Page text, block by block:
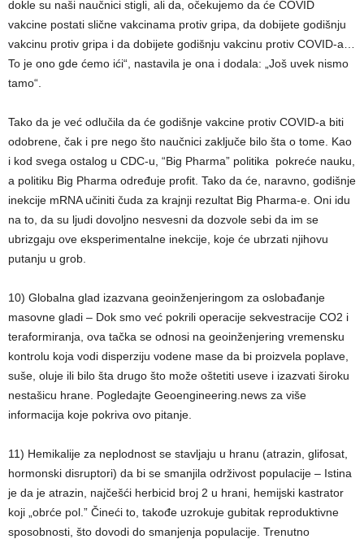
dokle su naši naučnici stigli, ali da, očekujemo da će COVID
vakcine postati slične vakcinama protiv gripa, da dobijete godišnju
vakcinu protiv gripa i da dobijete godišnju vakcinu protiv COVID-a…
To je ono gde ćemo ići“, nastavila je ona i dodala: „Još uvek nismo
tamo“.
Tako da je već odlučila da će godišnje vakcine protiv COVID-a biti
odobrene, čak i pre nego što naučnici zaključe bilo šta o tome. Kao
i kod svega ostalog u CDC-u, “Big Pharma” politika pokreće nauku,
a politiku Big Pharma određuje profit. Tako da će, naravno, godišnje
inekcije mRNA učiniti čuda za krajnji rezultat Big Pharma-e. Oni idu
na to, da su ljudi dovoljno nesvesni da dozvole sebi da im se
ubrizgaju ove eksperimentalne inekcije, koje će ubrzati njihovu
putanju u grob.
10) Globalna glad izazvana geoinženjeringom za oslobađanje
masovne gladi – Dok smo već pokrili operacije sekvestracije CO2 i
teraformiranja, ova tačka se odnosi na geoinženjering vremensku
kontrolu koja vodi disperziju vodene mase da bi proizvela poplave,
suše, oluje ili bilo šta drugo što može oštetiti useve i izazvati široku
nestašicu hrane. Pogledajte Geoengineering.news za više
informacija koje pokriva ovo pitanje.
11) Hemikalije za neplodnost se stavljaju u hranu (atrazin, glifosat,
hormonski disruptori) da bi se smanjila održivost populacije – Istina
je da je atrazin, najčešći herbicid broj 2 u hrani, hemijski kastrator
koji „obrće pol.” Čineći to, takođe uzrokuje gubitak reproduktivne
sposobnosti, što dovodi do smanjenja populacije. Trenutno